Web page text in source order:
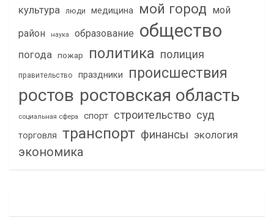
культура люди медицина мой город мой
район
наука образование общество
погода пожар политика полиция
правительство праздники происшествия
ростов ростовская область
социальная сфера спорт строительство суд
торговля транспорт финансы экология
экономика